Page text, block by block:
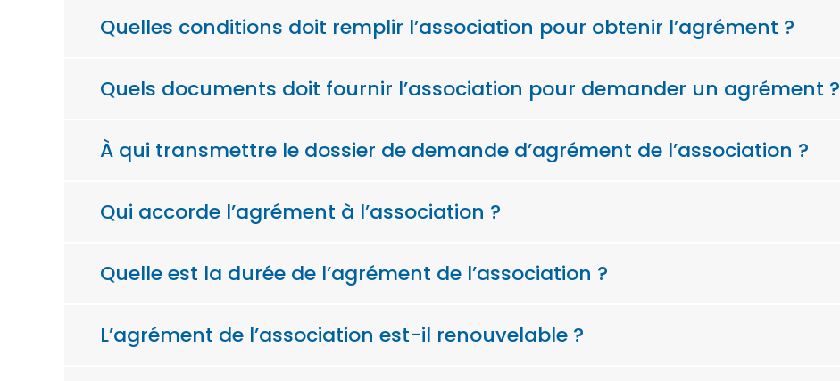
Quelles conditions doit remplir l’association pour obtenir l’agrément ?
Quels documents doit fournir l’association pour demander un agrément ?
À qui transmettre le dossier de demande d’agrément de l’association ?
Qui accorde l’agrément à l’association ?
Quelle est la durée de l’agrément de l’association ?
L’agrément de l’association est-il renouvelable ?